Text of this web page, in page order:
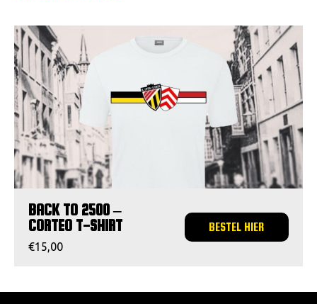
BACK TO 2500 –
CORTEO T-SHIRT
€15,00
BESTEL HIER